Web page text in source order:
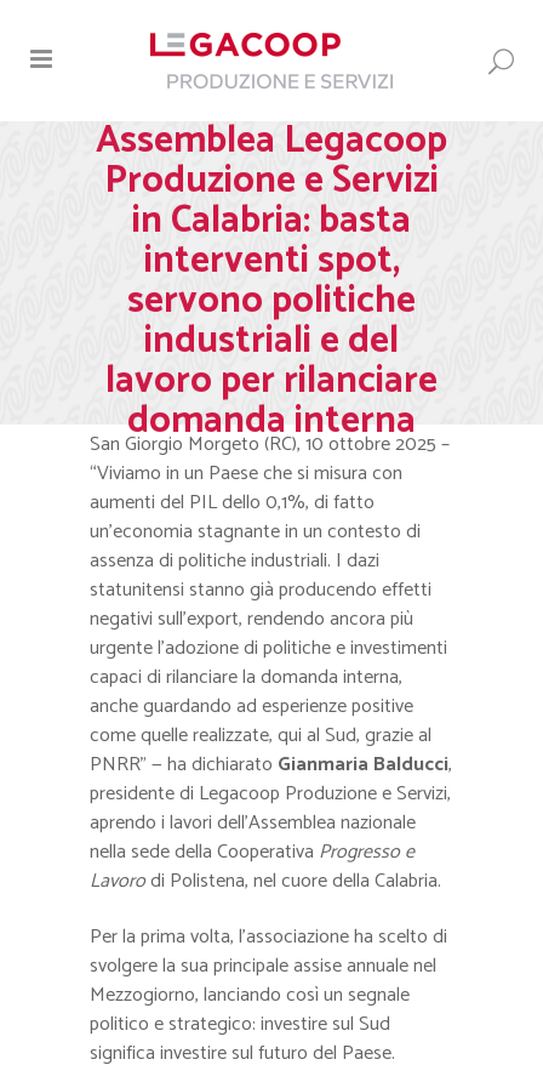
Assemblea Legacoop
Produzione e Servizi
in Calabria: basta
interventi spot,
servono politiche
industriali e del
lavoro per rilanciare
domanda interna
San Giorgio Morgeto (RC), 10 ottobre 2025 –
“Viviamo in un Paese che si misura con
aumenti del PIL dello 0,1%, di fatto
un’economia stagnante in un contesto di
assenza di politiche industriali. I dazi
statunitensi stanno già producendo effetti
negativi sull’export, rendendo ancora più
urgente l’adozione di politiche e investimenti
capaci di rilanciare la domanda interna,
anche guardando ad esperienze positive
come quelle realizzate, qui al Sud, grazie al
PNRR” — ha dichiarato Gianmaria Balducci,
presidente di Legacoop Produzione e Servizi,
aprendo i lavori dell’Assemblea nazionale
nella sede della Cooperativa Progresso e
Lavorodi Polistena, nel cuore della Calabria.
Per la prima volta, l’associazione ha scelto di
svolgere la sua principale assise annuale nel
Mezzogiorno, lanciando così un segnale
politico e strategico: investire sul Sud
significa investire sul futuro del Paese.